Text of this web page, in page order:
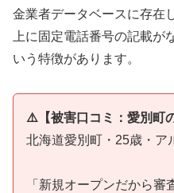
金業者データベースに存在
上に固定電話番号の記載が
いう特徴があります。
⚠️【被害口コミ：愛別町
北海道愛別町・25歳・ア
「新規オープンだから